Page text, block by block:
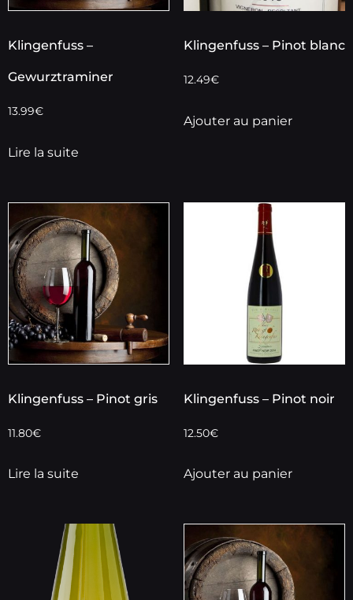
Klingenfuss –
Gewurztraminer
13.99€
Lire la suite
Klingenfuss – Pinot blanc
12.49€
Ajouter au panier
Klingenfuss – Pinot gris
11.80€
Lire la suite
Klingenfuss – Pinot noir
12.50€
Ajouter au panier